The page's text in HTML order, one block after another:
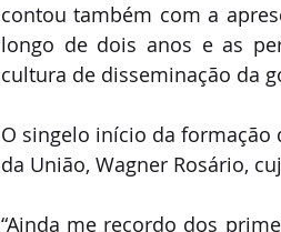
contou também com a
longo de dois anos e as
cultura de disseminação da
O singelo início da formação
da União, Wagner Rosário,
“Ainda me recordo dos